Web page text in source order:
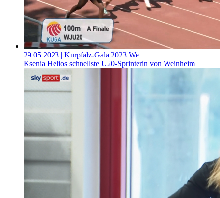
29.05.2023 | Kurpfalz-Gala 2023 We…
Ksenia Helios schnellste U20-Sprinterin von Weinheim